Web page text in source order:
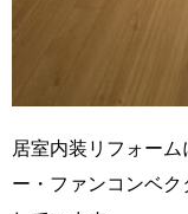
居室内装リフォー
ー・ファンコンベ